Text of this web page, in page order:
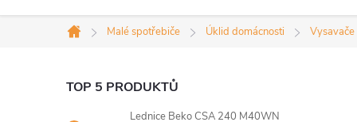
Domů
Malé spotřebiče Úklid domácnosti Vysavače
P
TOP 5 PRODUKTŮ
Lednice Beko CSA 240 M40WN